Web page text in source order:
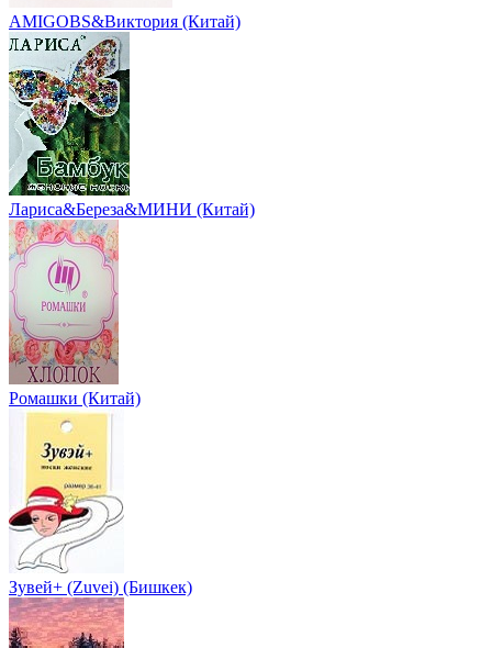
AMIGOBS&Виктория (Китай)
Лариса&Береза&МИНИ (Китай)
Ромашки (Китай)
Зувей+ (Zuvei) (Бишкек)